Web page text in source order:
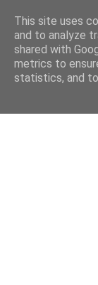
This site uses
and to analyze
shared with
metrics to
statistics, and